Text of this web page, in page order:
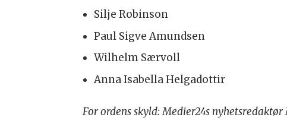
Silje Robinson
Paul Sigve Amundsen
Wilhelm Særvoll
Anna Isabella Helgadottir
For ordens skyld: Medier24s